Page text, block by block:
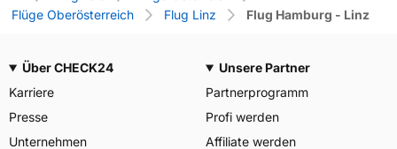
Flüge Oberösterreich
Flug Linz Flug Hamburg - Linz
Über CHECK24
Karriere
Presse
Unternehmen
Unsere Partner
Partnerprogramm
Profi werden
Affiliate werden